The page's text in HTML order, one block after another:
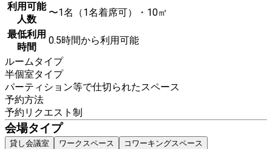
利用可能
人数
〜1名（1名着席可）・10㎡
最低利用
時間
0.5時間から利用可能
ルームタイプ
半個室タイプ
パーティション等で仕切られたスペース
予約方法
予約リクエスト制
会場タイプ
貸し会議室 ワークスペース コワーキングスペース